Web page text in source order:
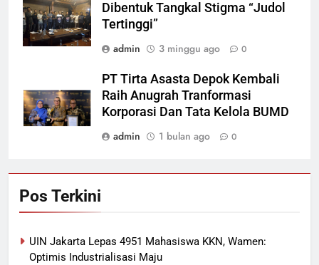
Dibentuk Tangkal Stigma “Judol
Tertinggi”
admin
3 minggu ago 0
PT Tirta Asasta Depok Kembali
Raih Anugrah Tranformasi
Korporasi Dan Tata Kelola BUMD
admin
1 bulan ago 0
Pos Terkini
UIN Jakarta Lepas 4951 Mahasiswa KKN, Wamen:
Optimis Industrialisasi Maju